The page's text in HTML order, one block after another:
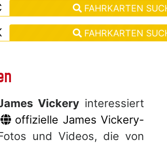
FAHRKARTEN
FAHRKARTEN
Vickeryinteressiert
offizielle James Vickery-
und Videos, die von